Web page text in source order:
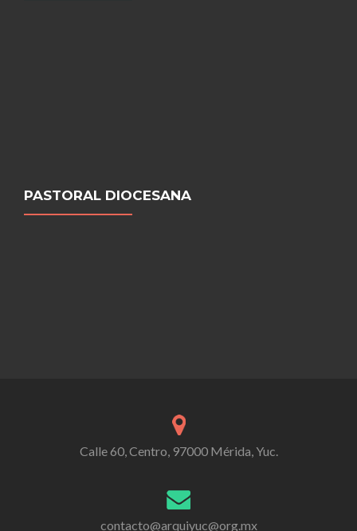
PASTORAL DIOCESANA
Calle 60, Centro, 97000 Mérida, Yuc.
contacto@arquiyuc@org.mx